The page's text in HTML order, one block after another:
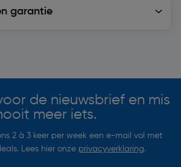
garantie
de nieuwsbrief en mis
meer iets.
2 à 3 keer per week een e-mail vol met
Lees hier onze privacyverklaring.